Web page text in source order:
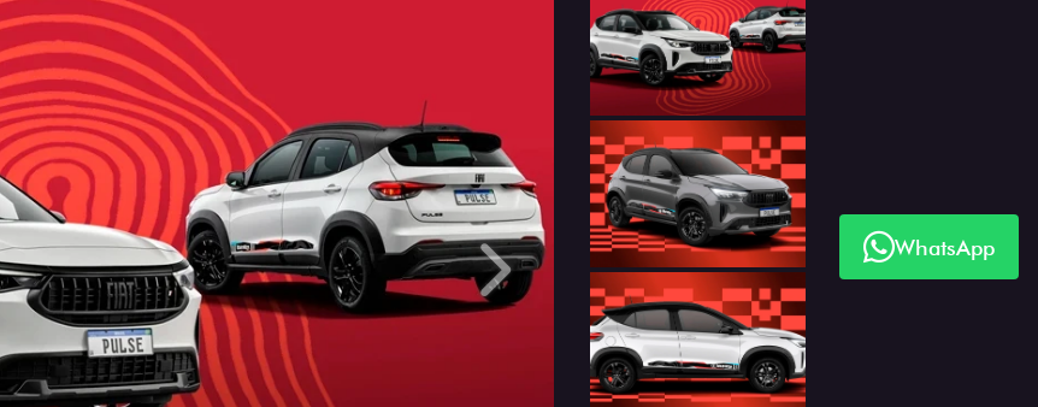
Próximo
WhatsApp